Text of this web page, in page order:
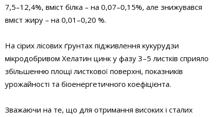
7,5–12,4%, вміст білка – на 0,07–0,15%, але знижувався
вміст жиру – на 0,01–0,20 %.
На сірих лісових ґрунтах підживлення кукурудзи
мікродобривом Хелатин цинк у фазу 3–5 листків сприяло
збільшенню площі листкової поверхні, показників
урожайності та біоенергетичного коефіцієнта.
Зважаючи на те, що для отримання високих і сталих